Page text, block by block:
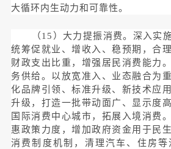
大循环内生动力和可靠性。
（15）大力提振消费。深入实
统筹促就业、增收入、稳预期，合
财政支出比重，增强居民消费能力
务供给。以放宽准入、业态融合为
化品牌引领、标准升级、新技术应
升级，打造一批带动面广、显示度
国际消费中心城市，拓展入境消费
惠政策力度，增加政府资金用于民
消费制度机制，清理汽车、住房